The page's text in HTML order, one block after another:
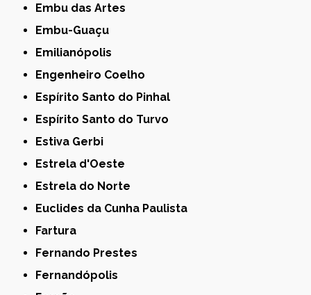
Embu das Artes
Embu-Guaçu
Emilianópolis
Engenheiro Coelho
Espírito Santo do Pinhal
Espírito Santo do Turvo
Estiva Gerbi
Estrela d'Oeste
Estrela do Norte
Euclides da Cunha Paulista
Fartura
Fernando Prestes
Fernandópolis